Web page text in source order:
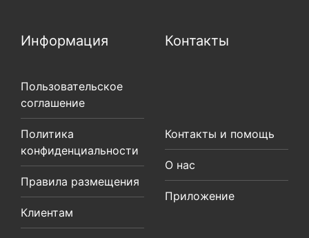
Информация
Пользовательское
соглашение
Политика
конфиденциальности
Правила размещения
Клиентам
Контакты
Контакты и помощь
О нас
Приложение